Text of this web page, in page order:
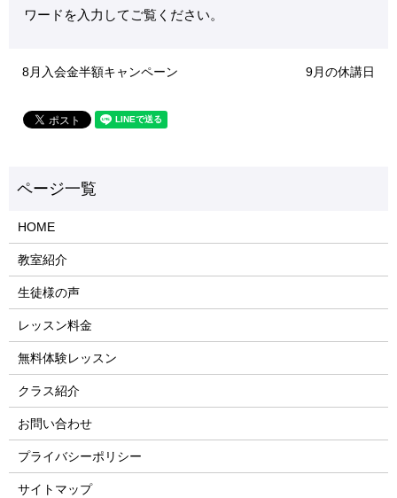
ワードを入力してご覧ください。
8月入会金半額キャンペーン 9月の休講日
HOME
教室紹介
生徒様の声
レッスン料金
無料体験レッスン
クラス紹介
お問い合わせ
プライバシーポリシー
サイトマップ